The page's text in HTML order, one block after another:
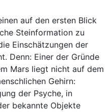
auf den ersten Blick
Steinformation zu
Einschätzungen der
Denn: Einer der Gründe
Mars liegt nicht auf dem
Gehirn:
der Psyche, in
bekannte Objekte